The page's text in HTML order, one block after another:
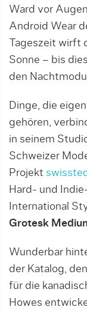
Ward vor
Android Wear
Tageszeit wirft
Sonne – bis
den
Dinge, die
gehören,
in seinem
Schweizer
Projekt
Hard- und
International
Grotesk
Wunderbar
der Katalog,
für die
Howes